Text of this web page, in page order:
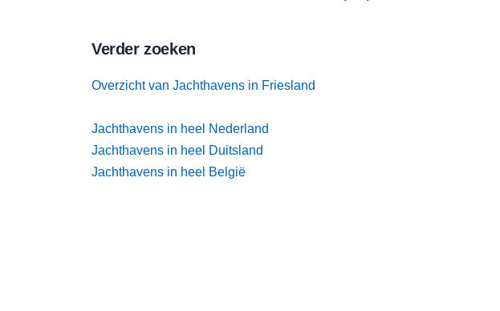
Verder zoeken
Overzicht van Jachthavens in Friesland
Jachthavens in heel Nederland
Jachthavens in heel Duitsland
Jachthavens in heel België